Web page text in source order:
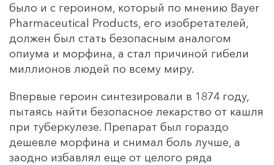
было и с героином, который по мнению Bayer
Pharmaceutical Products, его изобретателей,
должен был стать безопасным аналогом
опиума и морфина, а стал причиной гибели
миллионов людей по всему миру.
Впервые героин синтезировали в 1874 году,
пытаясь найти безопасное лекарство от кашля
при туберкулезе. Препарат был гораздо
дешевле морфина и снимал боль лучше, а
заодно избавлял еще от целого ряда